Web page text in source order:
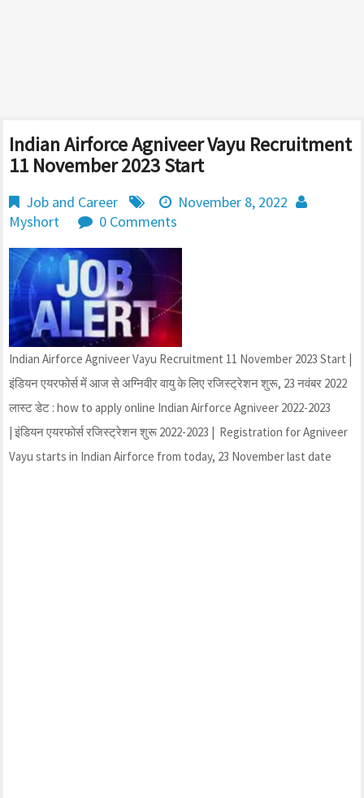
Indian Airforce Agniveer Vayu Recruitment
11 November 2023 Start
Job and Career
November 8, 2022
Myshort
0 Comments
Indian Airforce Agniveer Vayu Recruitment 11 November 2023 Start |
इंडियन एयरफोर्स में आज से अग्निवीर वायु के लिए रजिस्ट्रेशन शुरू, 23 नवंबर 2022
लास्ट डेट : how to apply online Indian Airforce Agniveer 2022-2023
| इंडियन एयरफोर्स रजिस्ट्रेशन शुरू 2022-2023 | Registration for Agniveer
Vayu starts in Indian Airforce from today, 23 November last date